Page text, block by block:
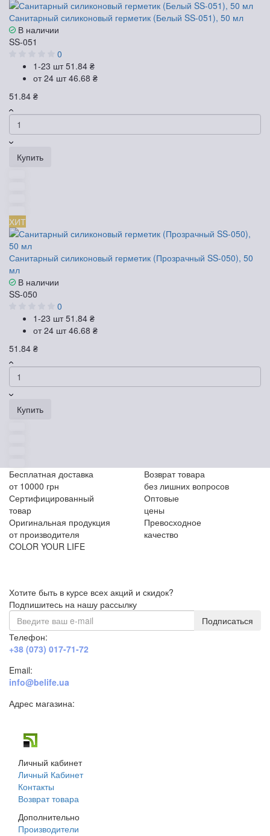
Санитарный силиконовый герметик (Белый SS-051), 50 мл
В наличии
SS-051
0
1-23 шт51.84 ₴
от 24 шт46.68 ₴
51.84 ₴
Купить
ХИТ
Санитарный силиконовый герметик (Прозрачный SS-050), 50
мл
В наличии
SS-050
0
1-23 шт51.84 ₴
от 24 шт46.68 ₴
51.84 ₴
Купить
Бесплатная доставка
от 10000 грн
Возврат товара
без лишних вопросов
Сертифицированный
товар
Оптовые
цены
Оригинальная продукция
от производителя
Превосходное
качество
COLOR YOUR LIFE
Хотите быть в курсе всех акций и скидок?
Подпишитесь на нашу рассылку
Подписаться
Телефон:
+38 (073) 017-71-72
Email:
info@belife.ua
Адрес магазина:
Личный кабинет
Личный Кабинет
Контакты
Возврат товара
Дополнительно
Производители